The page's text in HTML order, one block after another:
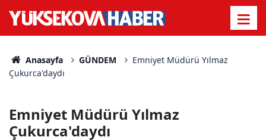
Anasayfa GÜNDEM
Emniyet Müdürü Yılmaz
Çukurca'daydı
Emniyet Müdürü Yılmaz
Çukurca'daydı